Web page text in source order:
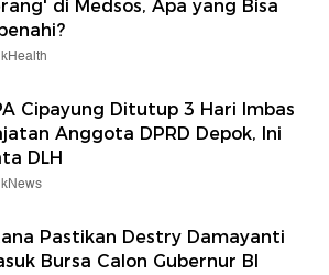
di Medsos, Apa yang Bisa
Cipayung Ditutup 3 Hari Imbas
Anggota DPRD Depok, Ini
DLH
Pastikan Destry Damayanti
Bursa Calon Gubernur BI